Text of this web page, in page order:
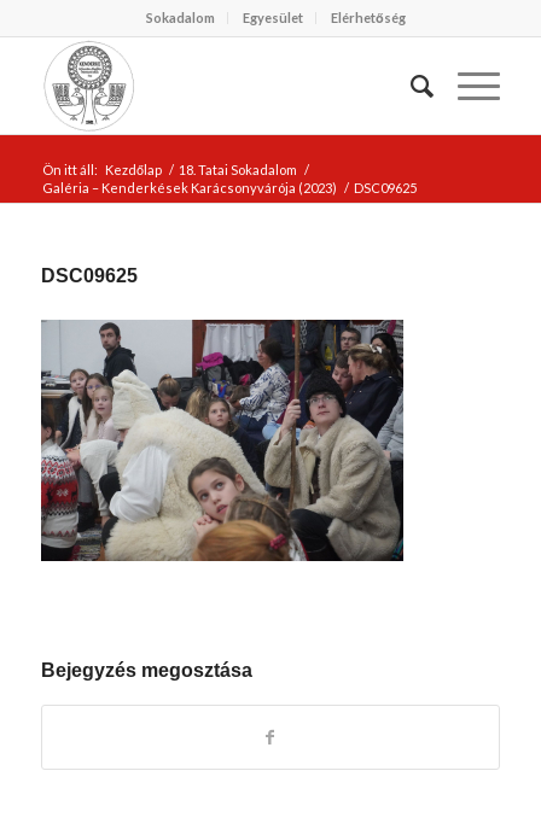
Sokadalom Egyesület Elérhetőség
Ön itt áll: Kezdőlap / 18. Tatai Sokadalom /
Galéria – Kenderkések Karácsonyvárója (2023) / DSC09625
DSC09625
Bejegyzés megosztása